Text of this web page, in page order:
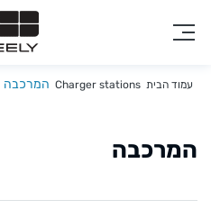
עמוד הבית Charger stations המרכבה
המרכבה